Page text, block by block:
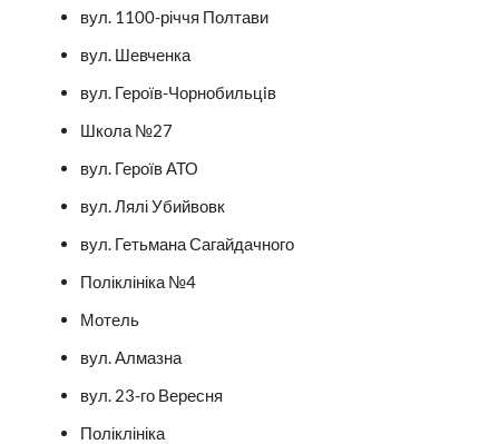
вул. 1100-річчя Полтави
вул. Шевченка
вул. Героїв-Чорнобильцiв
Школа №27
вул. Героїв АТО
вул. Лялі Убийвовк
вул. Гетьмана Сагайдачного
Поліклініка №4
Мотель
вул. Алмазна
вул. 23-го Вересня
Поліклініка